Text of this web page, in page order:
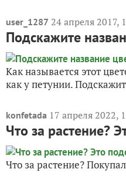
user_1287 24 апреля 2017,
Подскажите
Как называется этот
как у петунии.
konfetada 17 апреля 2022,
Что за растение?
Что за растение?